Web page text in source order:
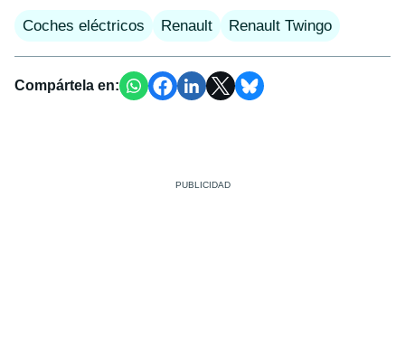
Coches eléctricos Renault Renault Twingo
Compártela en: